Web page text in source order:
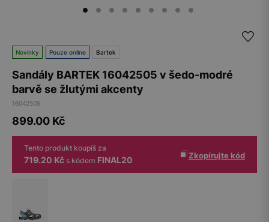
Novinky Pouze online Bartek
Sandály BARTEK 16042505 v šedo-modré
barvě se žlutými akcenty
16042505
899.00 Kč
Tento produkt koupíš za
719.20 Kč s kódem FINAL20 Zkopírujte kód